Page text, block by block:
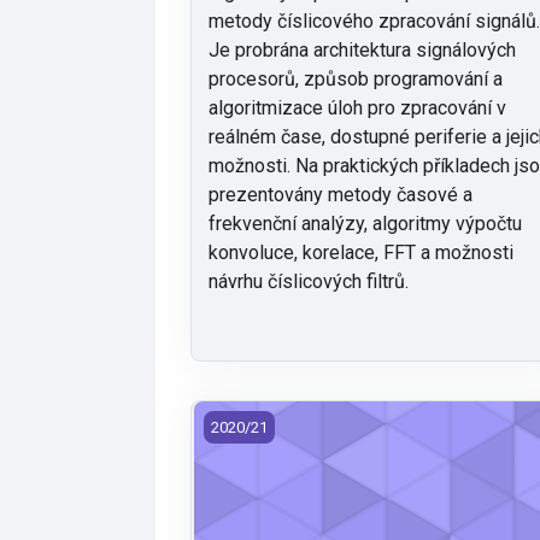
metody číslicového zpracování signálů.
Je probrána architektura signálových
procesorů, způsob programování a
algoritmizace úloh pro zpracování v
reálném čase, dostupné periferie a
možnosti. Na praktických příkladech
prezentovány metody časové a
frekvenční analýzy, algoritmy výpočtu
konvoluce, korelace, FFT a možnosti
návrhu číslicových filtrů.
ITE/ZELB - Základy elektroniky (2020)
2020/21